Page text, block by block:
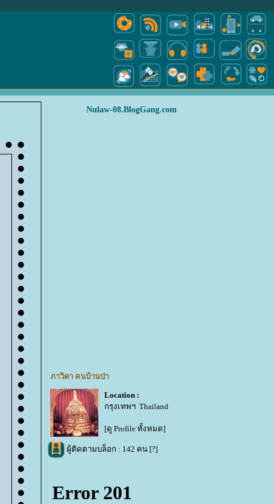
Nulaw-08.BlogGang.com
ภาวิดา คนบ้านป่า
Location :
กรุงเทพฯ Thailand
[ดู Profile ทั้งหมด]
ผู้ติดตามบล็อก : 142 คน [?]